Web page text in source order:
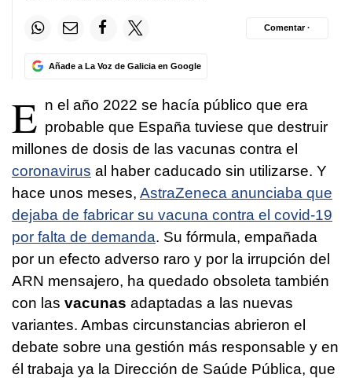
Añade a La Voz de Galicia en Google
Comentar ·
E n el año 2022 se hacía público que era
probable que España tuviese que destruir
millones de dosis de las vacunas contra el
coronavirus al haber caducado sin utilizarse. Y
hace unos meses, AstraZeneca anunciaba que
dejaba de fabricar su vacuna contra el covid-19
por falta de demanda. Su fórmula, empañada
por un efecto adverso raro y por la irrupción del
ARN mensajero, ha quedado obsoleta también
con las vacunas adaptadas a las nuevas
variantes. Ambas circunstancias abrieron el
debate sobre una gestión más responsable y en
él trabaja ya la Dirección de Saúde Pública, que